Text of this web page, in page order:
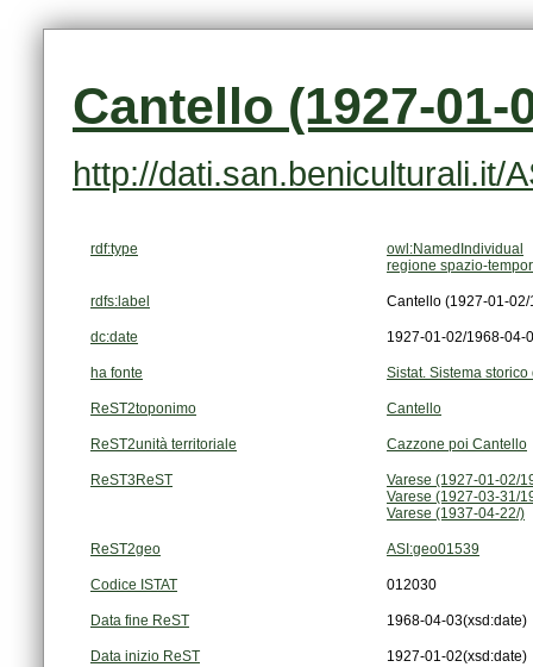
Cantello (1927-01-
http://dati.san.beniculturali.it/
rdf:type
owl:NamedIndividual
regione spazio-
rdfs:label Cantello (1927-01-
dc:date 1927-01-02/1968-04-
ha fonte Sistat. Sistema
ReST2toponimo Cantello
ReST2unità territoriale Cazzone poi Cantello
ReST3ReST
Varese (1927-01-02/
Varese (1927-03-31/
Varese (1937-04-22/)
ReST2geo ASI:geo01539
Codice ISTAT 012030
Data fine ReST 1968-04-03(xsd:date)
Data inizio ReST 1927-01-02(xsd:date)